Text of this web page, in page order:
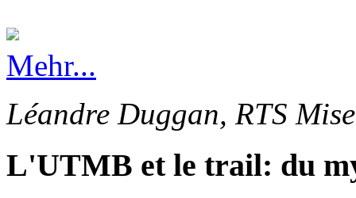
Mehr...
Léandre Duggan, RTS
L'UTMB et le trail: du